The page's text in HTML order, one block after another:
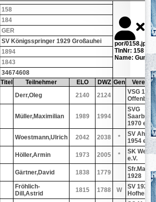
por/0158.jpg
TlnNr: 158
Name:
158
184
GER
SV Königsspringer 1929 Großauhei
1894
1843
34674608
Titel Teilnehmer ELO DWZ Gen
Verein/
Derr,Oleg 2140 2124
VSG 1880
Müller,Maximilian 1989 1994
SVG
1970 e.V.
Woestmann,Ulrich 2042 2038 *
SV Ahlen
1954 e. V.
Höller,Armin 1973 2005 *
SK
e.V.
Gärtner,David 1838 1779
Sfr.Mainz
1928
Fröhlich-
Dill,Astrid
1815 1788 W
SV 1920
Hofheim